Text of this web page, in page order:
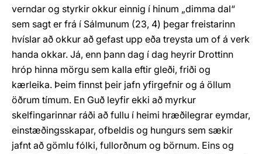
verndar og styrkir okkur einnig í hinum „dimma dal“
sem sagt er frá í Sálmunum (23, 4) þegar freistarinn
hvíslar að okkur að gefast upp eða treysta um of á verk
handa okkar. Já, enn þann dag í dag heyrir Drottinn
hróp hinna mörgu sem kalla eftir gleði, friði og
kærleika. Þeim finnst þeir jafn yfirgefnir og á öllum
öðrum tímum. En Guð leyfir ekki að myrkur
skelfingarinnar ráði að fullu í heimi hræðilegrar eymdar,
einstæðingsskapar, ofbeldis og hungurs sem sækir
jafnt að gömlu fólki, fullorðnum og börnum. Eins og